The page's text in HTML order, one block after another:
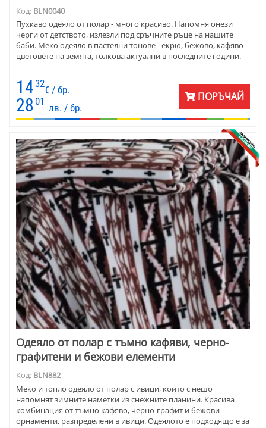
Код: BLN0040
Пухкаво одеяло от полар - много красиво. Напомня онези
черги от детството, излезли под сръчните ръце на нашите
баби. Меко одеяло в пастелни тонове - екрю, бежово, кафяво -
цветовете на земята, толкова актуални в последните години.
14 32
€ / бр.
28 01
лв. / бр.
ПОРЪЧАЙ
Одеяло от полар с тъмно кафяви, черно-
графитени и бежови елементи
Код: BLN882
Меко и топло одеяло от полар с ивици, които с нешо
напомнят зимните наметки из снежните планини. Красива
комбинация от тъмно кафяво, черно-графит и бежови
орнаменти, разпределени в ивици. Одеялото е подходящо е за